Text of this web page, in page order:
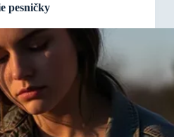
pesničky